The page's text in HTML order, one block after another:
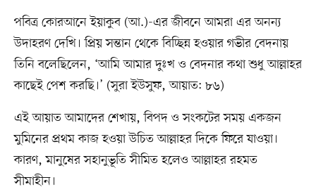
পবিত্র কোরআনে ইয়াকুব (আ.)-এর জীবনে আমরা এর অনন্য
উদাহরণ দেখি। প্রিয় সন্তান থেকে বিচ্ছিন্ন হওয়ার গভীর বেদনায়
তিনি বলেছিলেন, ‘আমি আমার দুঃখ ও বেদনার কথা শুধু আল্লাহর
কাছেই পেশ করছি।’ (সুরা ইউসুফ, আয়াত: ৮৬)
এই আয়াত আমাদের শেখায়, বিপদ ও সংকটের সময় একজন
মুমিনের প্রথম কাজ হওয়া উচিত আল্লাহর দিকে ফিরে যাওয়া।
কারণ, মানুষের সহানুভূতি সীমিত হলেও আল্লাহর রহমত
সীমাহীন।